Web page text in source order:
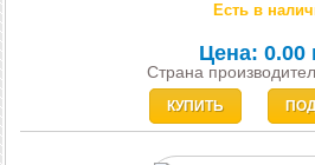
Есть в
Цена: 0.00
Страна
КУПИТЬ